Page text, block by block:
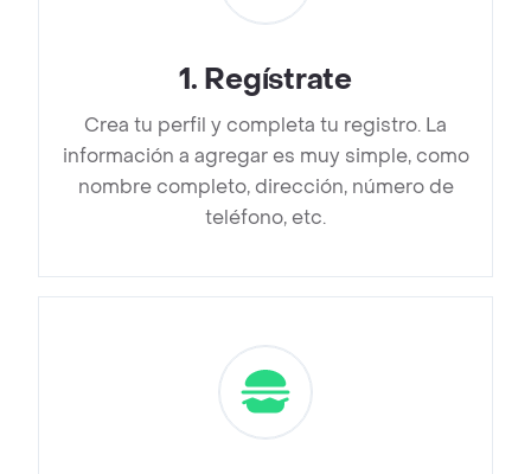
1. Regístrate
Crea tu perfil y completa tu registro. La
información a agregar es muy simple, como
nombre completo, dirección, número de
teléfono, etc.